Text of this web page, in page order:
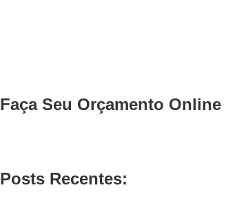
Faça Seu Orçamento Online
Posts Recentes: